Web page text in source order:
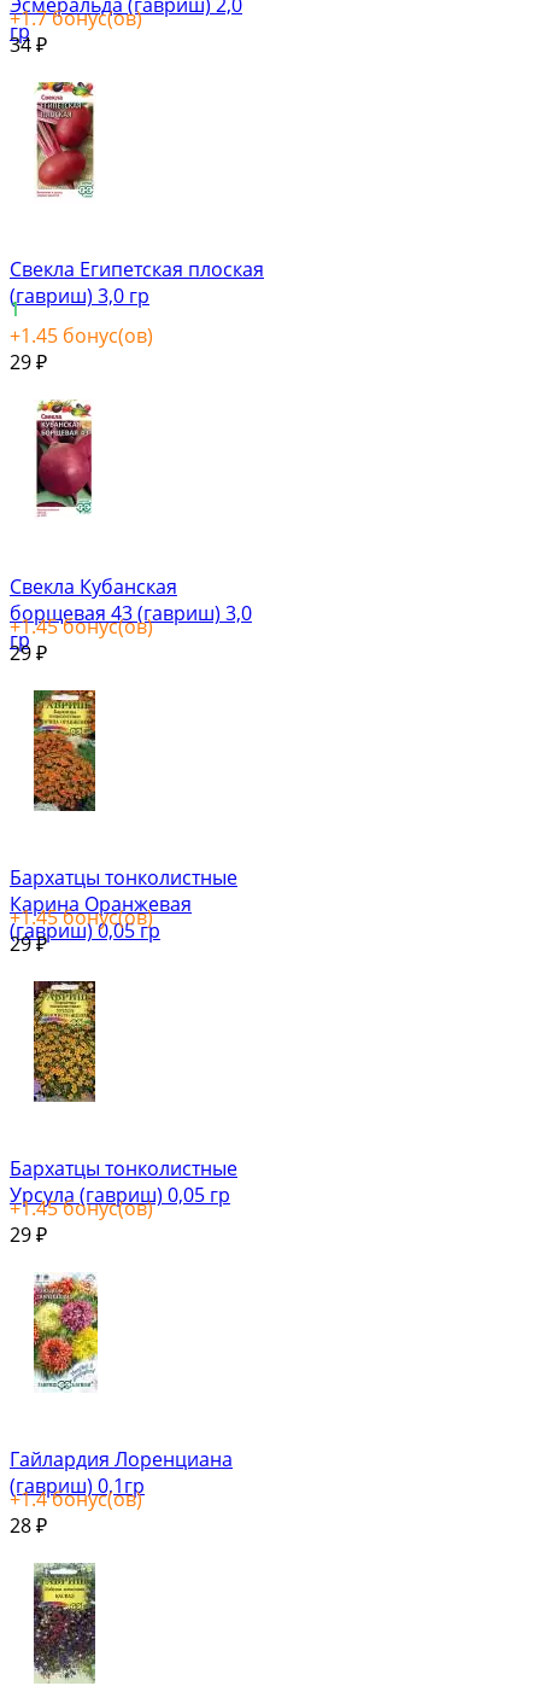
гр
+1.7бонус(ов)
34 ₽
Свекла Египетская плоская
(гавриш) 3,0 гр
1
+1.45 бонус(ов)
29 ₽
Свекла Кубанская
борщевая 43 (гавриш) 3,0
гр
+1.45 бонус(ов)
29 ₽
Бархатцы тонколистные
Карина Оранжевая
(гавриш) 0,05 гр
+1.45бонус(ов)
29₽
Бархатцы тонколистные
Урсула (гавриш) 0,05 гр
+1.45бонус(ов)
29 ₽
Гайлардия Лоренциана
(гавриш) 0,1гр
+1.4бонус(ов)
28 ₽